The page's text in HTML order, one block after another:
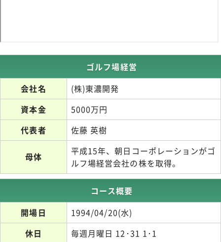
ゴルフ場経営
会社名
(株)東濃開発
資本金
5000万円
代表者
佐藤 英樹
母体
平成15年、朝日コーポレーションがゴ
ルフ場経営会社の株を取得。
コース概要
開場日
1994/04/20(水)
休日
毎週月曜日 12･31 1･1